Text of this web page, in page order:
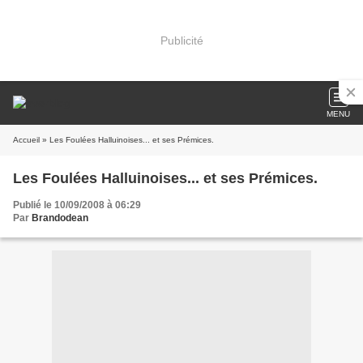
Publicité
MENU
Accueil » Les Foulées Halluinoises... et ses Prémices.
Les Foulées Halluinoises... et ses Prémices.
Publié le 10/09/2008 à 06:29
Par Brandodean